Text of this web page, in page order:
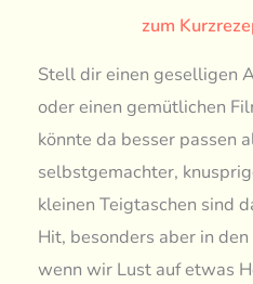
zum
Stell dir einen geselligen
oder einen gemütlichen
könnte da besser passen
selbstgemachter,
kleinen Teigtaschen sind
Hit, besonders aber in
wenn wir Lust auf etwas